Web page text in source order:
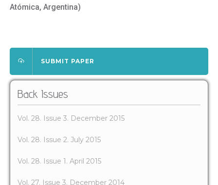
Atómica, Argentina)
SUBMIT PAPER
Back Issues
Vol. 28. Issue 3. December 2015
Vol. 28. Issue 2. July 2015
Vol. 28. Issue 1. April 2015
Vol. 27. Issue 3. December 2014